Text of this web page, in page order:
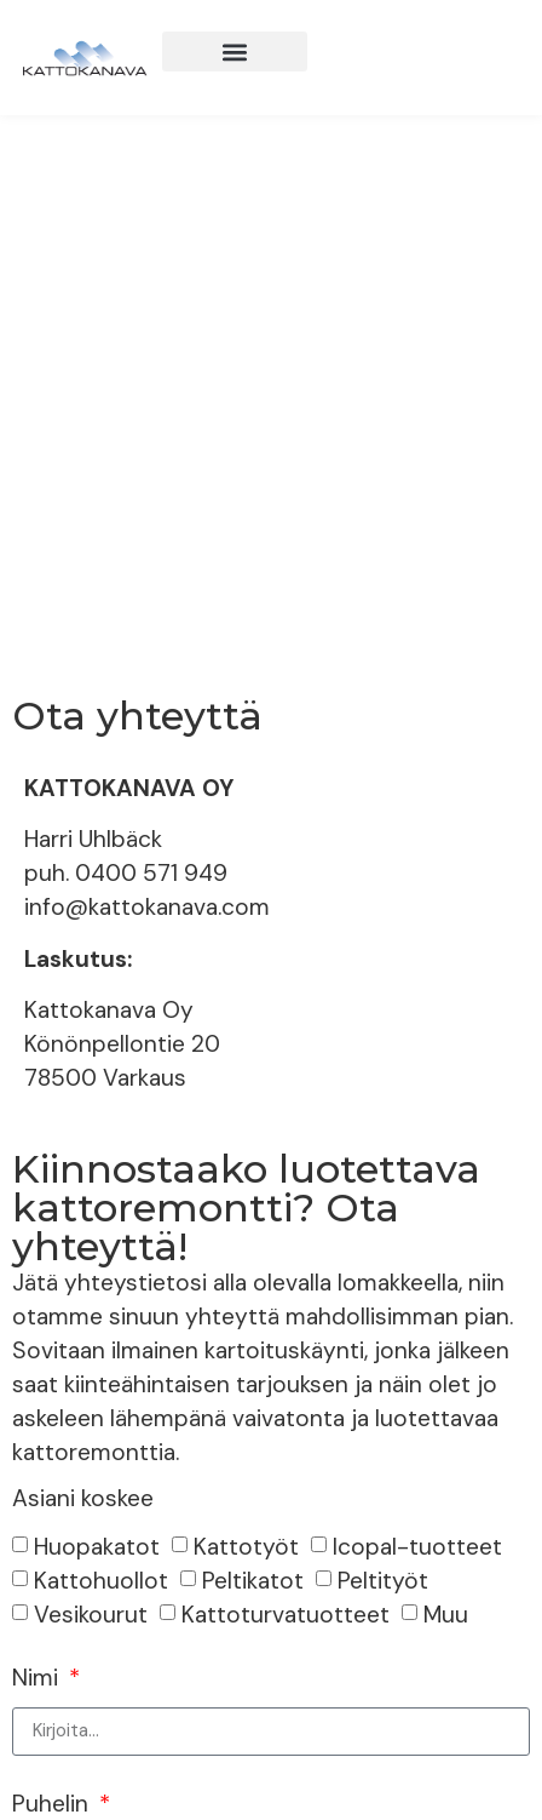
Ota yhteyttä
KATTOKANAVA OY
Harri Uhlbäck
​puh. 0400 571 949
info@kattokanava.com
Laskutus:
Kattokanava Oy
Könönpellontie 20
78500 Varkaus
Kiinnostaako luotettava
kattoremontti? Ota
yhteyttä!
Jätä yhteystietosi alla olevalla lomakkeella, niin
otamme sinuun yhteyttä mahdollisimman pian.
Sovitaan ilmainen kartoituskäynti, jonka jälkeen
saat kiinteähintaisen tarjouksen ja näin olet jo
askeleen lähempänä vaivatonta ja luotettavaa
kattoremonttia.
Asiani koskee
Huopakatot
Kattotyöt
Icopal-tuotteet
Kattohuollot
Peltikatot
Peltityöt
Vesikourut
Kattoturvatuotteet Muu
Nimi
Puhelin